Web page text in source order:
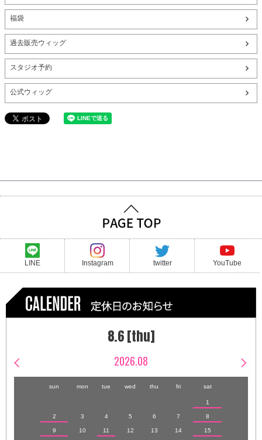
福袋
過去販売ウィッグ
スタジオ予約
公式ウィッグ
LINE Instagram twitter YouTube
8.6 [thu]
2026.08
sun mon tue wed thu fri sat
1
2 3 4 5 6 7 8
9 10 11 12 13 14 15